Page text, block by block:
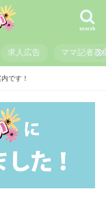
search
求人広告 ママ記者募
です！